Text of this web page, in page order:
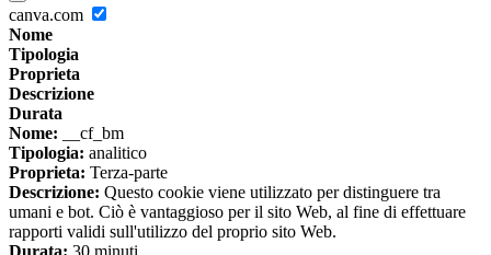
canva.com
Nome
Tipologia
Proprieta
Descrizione
Durata
Nome: __cf_bm
Tipologia: analitico
Proprieta: Terza-parte
Descrizione: Questo cookie viene utilizzato per distinguere tra
umani e bot. Ciò è vantaggioso per il sito Web, al fine di effettuare
rapporti validi sull'utilizzo del proprio sito Web.
Durata: 30 minuti